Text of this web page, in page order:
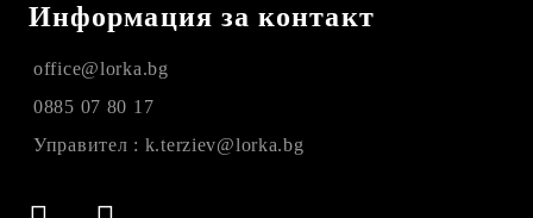
Информация за контакт
office@lorka.bg
0885 07 80 17
Управител : k.terziev@lorka.bg